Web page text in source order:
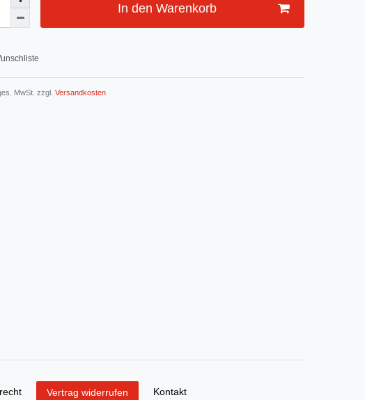
In den Warenkorb
MwSt. zzgl. Versandkosten
Vertrag widerrufen Kontakt